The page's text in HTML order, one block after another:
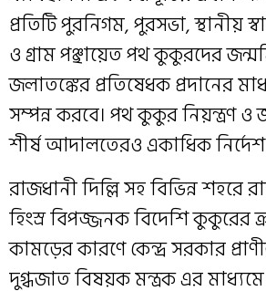
প্রতিটি পুরনিগম, পুরসভা, স্থানীয়
ও গ্রাম পঞ্ছায়েত পথ কুকুরদের
জলাতঙ্কের প্রতিষেধক প্রদানের
সম্পন্ন করবে। পথ কুকুর নিয়ন্ত্রণ ও
শীর্ষ আদালতেরও একাধিক নির্দেশ
রাজধানী দিল্লি সহ বিভিন্ন শহরে
হিংস্র বিপজ্জনক বিদেশি কুকুরের
কামড়ের কারণে কেন্দ্র সরকার
দুগ্ধজাত বিষয়ক মন্ত্রক এর